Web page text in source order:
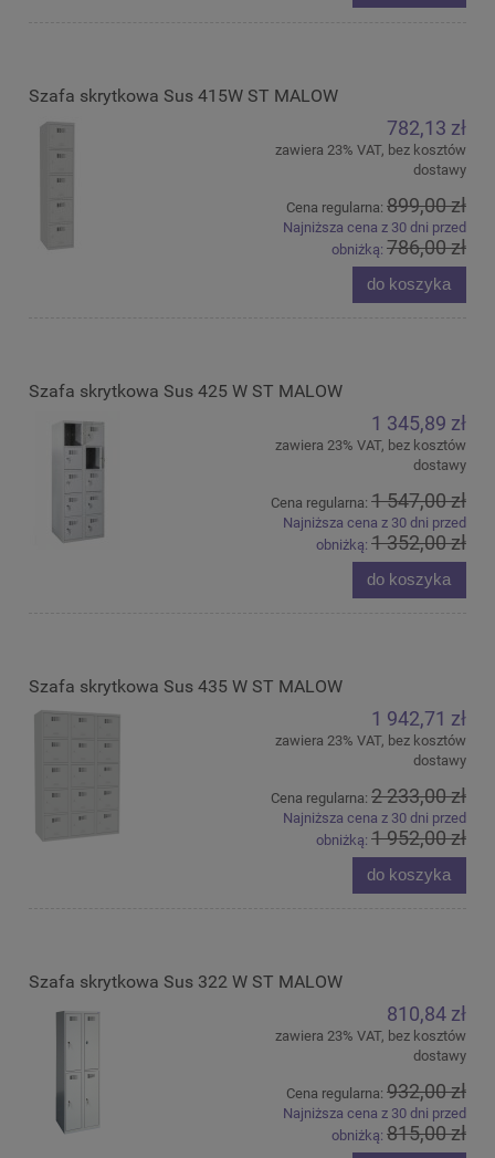
Szafa skrytkowa Sus 415W ST MALOW
782,13 zł
zawiera 23% VAT, bez kosztów
dostawy
Cena regularna: 899,00 zł
Najniższa cena z 30 dni przed
obniżką: 786,00 zł
do koszyka
Szafa skrytkowa Sus 425 W ST MALOW
1 345,89 zł
zawiera 23% VAT, bez kosztów
dostawy
Cena regularna: 1 547,00 zł
Najniższa cena z 30 dni przed
obniżką: 1 352,00 zł
do koszyka
Szafa skrytkowa Sus 435 W ST MALOW
1 942,71 zł
zawiera 23% VAT, bez kosztów
dostawy
Cena regularna: 2 233,00 zł
Najniższa cena z 30 dni przed
obniżką: 1 952,00 zł
do koszyka
Szafa skrytkowa Sus 322 W ST MALOW
810,84 zł
zawiera 23% VAT, bez kosztów
dostawy
Cena regularna: 932,00 zł
Najniższa cena z 30 dni przed
obniżką: 815,00 zł